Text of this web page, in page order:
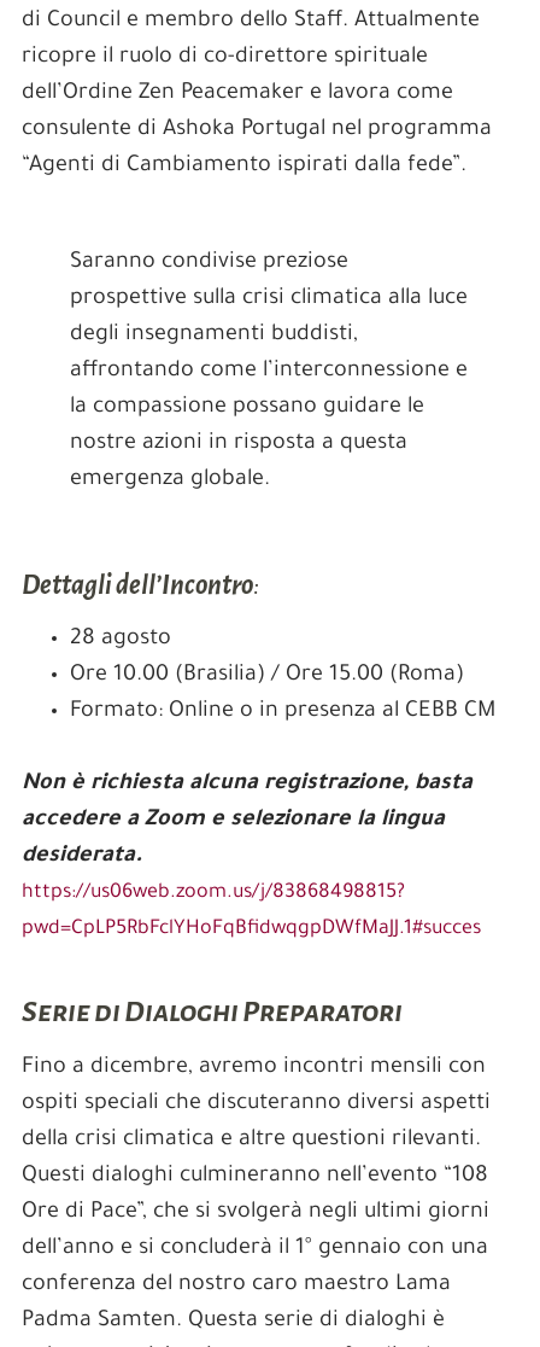
di Council e membro dello Staff. Attualmente
ricopre il ruolo di co-direttore spirituale
dell’Ordine Zen Peacemaker e lavora come
consulente di Ashoka Portugal nel programma
“Agenti di Cambiamento ispirati dalla fede”.
Saranno condivise preziose
prospettive sulla crisi climatica alla luce
degli insegnamenti buddisti,
affrontando come l’interconnessione e
la compassione possano guidare le
nostre azioni in risposta a questa
emergenza globale.
Dettagli dell’Incontro:
28 agosto
Ore 10.00 (Brasilia) / Ore 15.00 (Roma)
Formato: Online o in presenza al CEBB CM
Non è richiesta alcuna registrazione, basta
accedere a Zoom e selezionare la lingua
desiderata.
https://us06web.zoom.us/j/83868498815?
pwd=CpLP5RbFclYHoFqBfidwqgpDWfMaJJ.1#succes
Serie di Dialoghi Preparatori
Fino a dicembre, avremo incontri mensili con
ospiti speciali che discuteranno diversi aspetti
della crisi climatica e altre questioni rilevanti.
Questi dialoghi culmineranno nell’evento “108
Ore di Pace”, che si svolgerà negli ultimi giorni
dell’anno e si concluderà il 1° gennaio con una
conferenza del nostro caro maestro Lama
Padma Samten. Questa serie di dialoghi è